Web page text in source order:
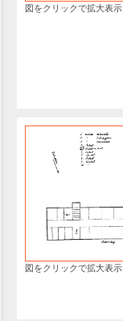
図をクリックで拡大表示
図をクリックで拡大表示